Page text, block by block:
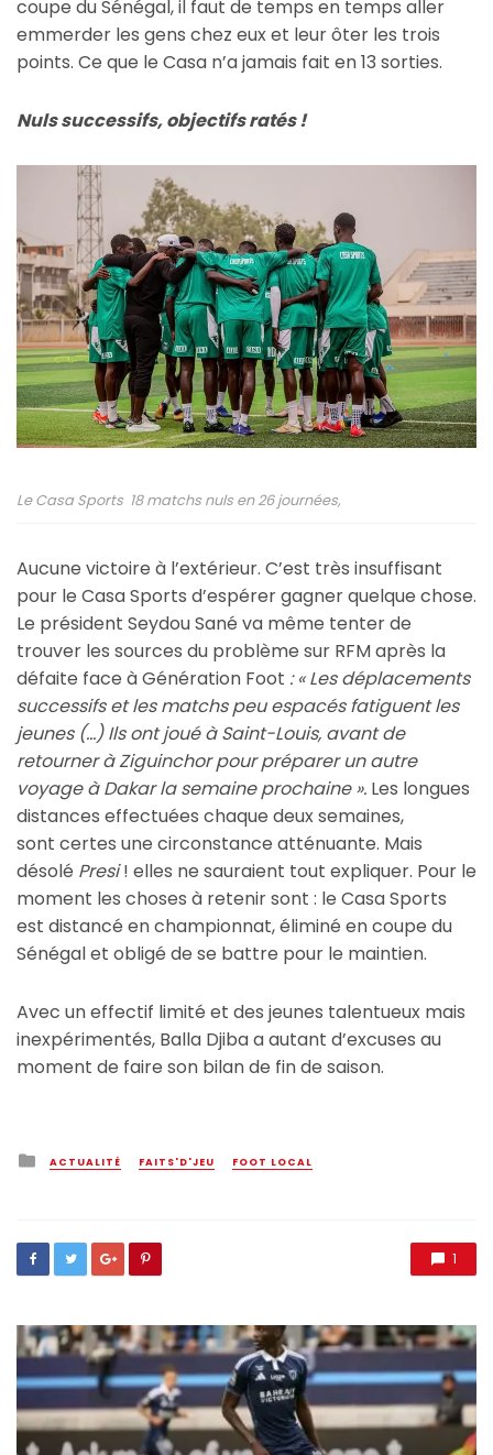
coupe du Sénégal, il faut de temps en temps aller
emmerder les gens chez eux et leur ôter les trois
points. Ce que le Casa n’a jamais fait en 13 sorties.
Nuls successifs, objectifs ratés !
Le Casa Sports 18 matchs nuls en 26 journées,
Aucune victoire à l’extérieur. C’est très insuffisant
pour le Casa Sports d’espérer gagner quelque chose.
Le président Seydou Sané va même tenter de
trouver les sources du problème sur RFM après la
défaite face à Génération Foot : « Les déplacements
successifs et les matchs peu espacés fatiguent les
jeunes (…) Ils ont joué à Saint-Louis, avant de
retourner à Ziguinchor pour préparer un autre
voyage à Dakar la semaine prochaine ». Les longues
distances effectuées chaque deux semaines,
sont certes une circonstance atténuante. Mais
désolé Presi! elles ne sauraient tout expliquer. Pour le
moment les choses à retenir sont : le Casa Sports
est distancé en championnat, éliminé en coupe du
Sénégal et obligé de se battre pour le maintien.
Avec un effectif limité et des jeunes talentueux mais
inexpérimentés, Balla Djiba a autant d’excuses au
moment de faire son bilan de fin de saison.
Posted
in
ACTUALITÉ FAITS'D'JEU FOOT LOCAL
1